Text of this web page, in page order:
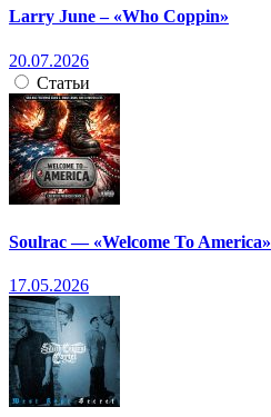
Larry June – «Who Coppin»
20.07.2026
Статьи
Soulrac — «Welcome To America»
17.05.2026